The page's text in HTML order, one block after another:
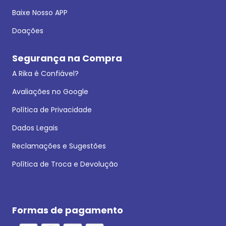
Baixe Nosso APP
Doações
Segurança na Compra
A Rika é Confiável?
Avaliações no Google
Política de Privacidade
Dados Legais
Reclamações e Sugestões
Política de Troca e Devolução
Formas de pagamento